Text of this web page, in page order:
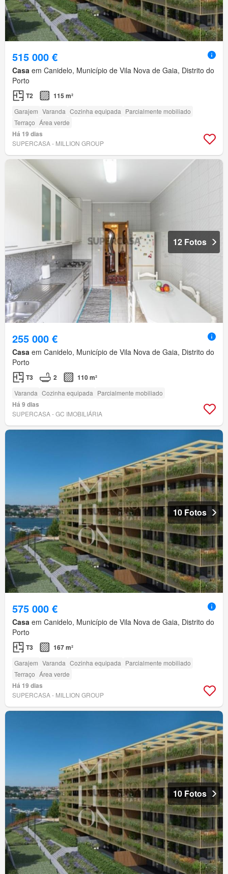
515 000 €
Casa em Canidelo, Município de Vila Nova de Gaia, Distrito do
Porto
T2 115 m²
Garajem Varanda Cozinha equipada Parcialmente mobiliado
Terraço Área verde
Há 19 dias
SUPERCASA - MILLION GROUP
12 Fotos
255 000 €
Casa em Canidelo, Município de Vila Nova de Gaia, Distrito do
Porto
T3 2 110 m²
Varanda Cozinha equipada Parcialmente mobiliado
Há 9 dias
SUPERCASA - GC IMOBILIÁRIA
10 Fotos
575 000 €
Casa em Canidelo, Município de Vila Nova de Gaia, Distrito do
Porto
T3 167 m²
Garajem Varanda Cozinha equipada Parcialmente mobiliado
Terraço Área verde
Há 19 dias
SUPERCASA - MILLION GROUP
10 Fotos